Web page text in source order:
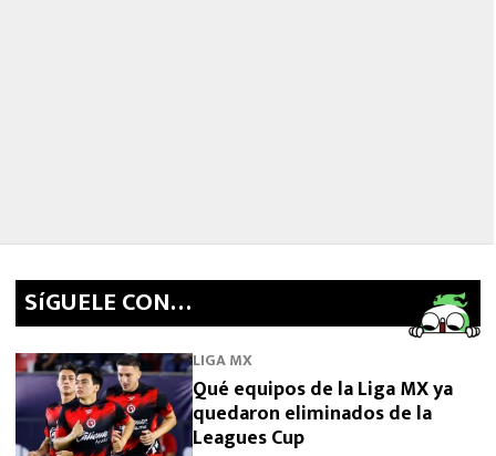
SíGUELE CON…
LIGA MX
Qué equipos de la Liga MX ya
quedaron eliminados de la
Leagues Cup